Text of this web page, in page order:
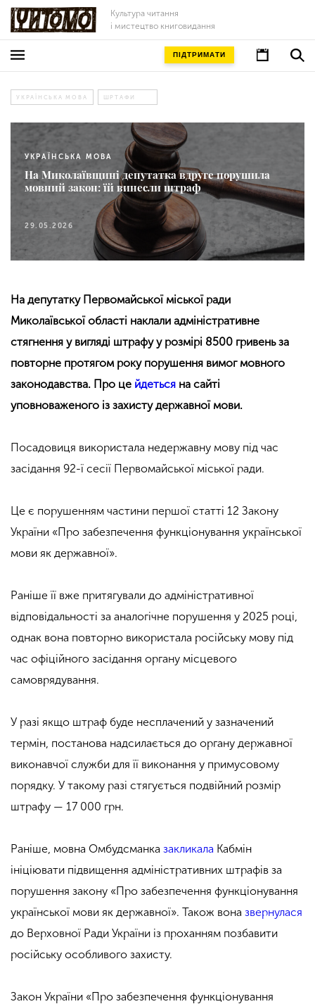
Культура читання
і мистецтво книговидання
ПІДТРИМАТИ
УКРАЇНСЬКА МОВА ШРТАФИ
УКРАЇНСЬКА МОВА
На Миколаївщині депутатка вдруге порушила
мовний закон: їй винесли штраф
29.05.2026
На депутатку Первомайської міської ради
Миколаївської області наклали адміністративне
стягнення у вигляді штрафу у розмірі 8500 гривень за
повторне протягом року порушення вимог мовного
законодавства. Про це йдеться на сайті
уповноваженого із захисту державної мови.
Посадовиця використала недержавну мову під час
засідання 92-ї сесії Первомайської міської ради.
Це є порушенням частини першої статті 12 Закону
України «Про забезпечення функціонування української
мови як державної».
Раніше її вже притягували до адміністративної
відповідальності за аналогічне порушення у 2025 році,
однак вона повторно використала російську мову під
час офіційного засідання органу місцевого
самоврядування.
У разі якщо штраф буде несплачений у зазначений
термін, постанова надсилається до органу державної
виконавчої служби для її виконання у примусовому
порядку. У такому разі стягується подвійний розмір
штрафу — 17 000 грн.
Раніше, мовна Омбудсманка закликала Кабмін
ініціювати підвищення адміністративних штрафів за
порушення закону «Про забезпечення функціонування
української мови як державної». Також вона звернулася
до Верховної Ради України із проханням позбавити
російську особливого захисту.
Закон України «Про забезпечення функціонування